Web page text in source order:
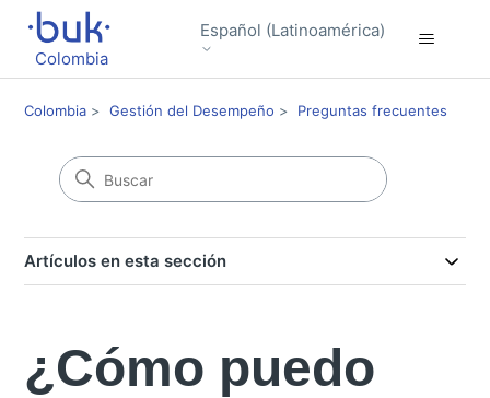
Colombia
Español (Latinoamérica)
Colombia Gestión del Desempeño Preguntas frecuentes
Artículos en esta sección
¿Cómo puedo